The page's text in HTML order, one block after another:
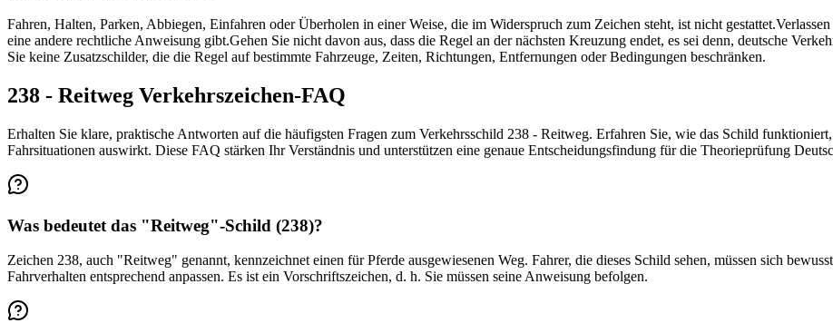
Fahren, Halten, Parken, Abbiegen, Einfahren oder Überholen in einer Weise, die im Widerspruch zum Zeichen steht, ist nicht gestattet.
eine andere rechtliche Anweisung gibt.Gehen Sie nicht davon aus, dass die Regel an der nächsten Kreuzung endet, es sei denn, deutsche
Sie keine Zusatzschilder, die die Regel auf bestimmte Fahrzeuge, Zeiten, Richtungen, Entfernungen oder Bedingungen beschränken.
238 - Reitweg Verkehrszeichen-FAQ
Erhalten Sie klare, praktische Antworten auf die häufigsten Fragen zum Verkehrsschild 238 - Reitweg. Erfahren Sie, wie das Schild
Fahrsituationen auswirkt. Diese FAQ stärken Ihr Verständnis und unterstützen eine genaue Entscheidungsfindung für die Theorieprüfung
Was bedeutet das "Reitweg"-Schild (238)?
Zeichen 238, auch "Reitweg" genannt, kennzeichnet einen für Pferde ausgewiesenen Weg. Fahrer, die dieses Schild sehen, müssen sich
Fahrverhalten entsprechend anpassen. Es ist ein Vorschriftszeichen, d. h. Sie müssen seine Anweisung befolgen.